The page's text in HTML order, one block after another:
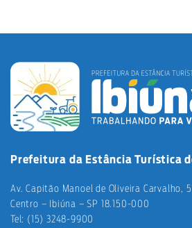
Prefeitura da Estância Turística
Av. Capitão Manoel de Oliveira Carvalho,
Centro – Ibiúna – SP 18.150-000
Tel: (15) 3248-9900